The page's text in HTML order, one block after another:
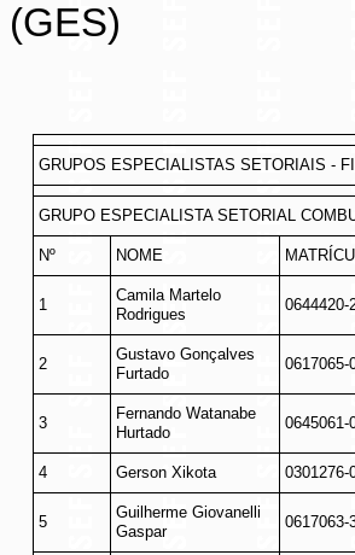
(GES)
GRUPOS ESPECIALISTAS SETORIAIS -
GRUPO ESPECIALISTA SETORIAL
Nº NOME
1
Camila Martelo
Rodrigues
0644420-
2
Gustavo Gonçalves
Furtado
0617065-
3
Fernando Watanabe
Hurtado
0645061-
4 Gerson Xikota 0301276-
5
Guilherme Giovanelli
Gaspar
0617063-